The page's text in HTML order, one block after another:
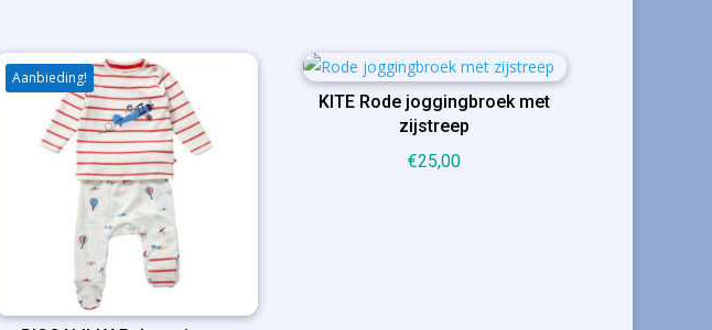
Aanbieding!
KITE Rode joggingbroek met
zijstreep
€25,00